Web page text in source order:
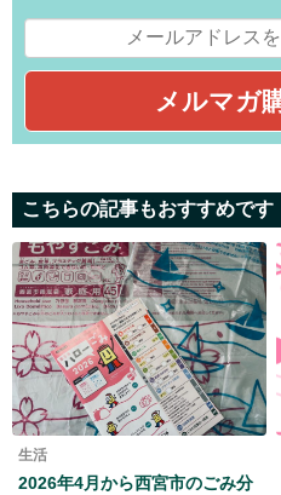
こちらの記事もおすすめです
生活
2026年4月から西宮市のごみ分